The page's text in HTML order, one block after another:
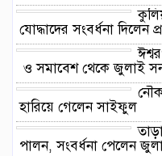
যোদ্ধাদের সংবর্ধনা দিলেন
ও সমাবেশ থেকে জুলাই
হারিয়ে গেলেন সাইফুল
পালন, সংবর্ধনা পেলেন